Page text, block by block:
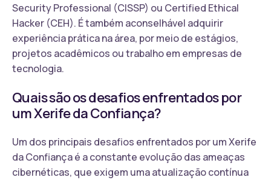
Security Professional (CISSP) ou Certified Ethical
Hacker (CEH). É também aconselhável adquirir
experiência prática na área, por meio de estágios,
projetos acadêmicos ou trabalho em empresas de
tecnologia.
Quais são os desafios enfrentados por
um Xerife da Confiança?
Um dos principais desafios enfrentados por um Xerife
da Confiança é a constante evolução das ameaças
cibernéticas, que exigem uma atualização contínua